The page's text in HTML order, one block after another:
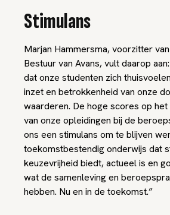
Stimulans
Marjan Hammersma, voorzitter
Bestuur van Avans, vult daarop
dat onze studenten zich
inzet en betrokkenheid van onze
waarderen. De hoge scores op het
van onze opleidingen bij de
ons een stimulans om te blijven
toekomstbestendig onderwijs dat
keuzevrijheid biedt, actueel is en
wat de samenleving en
hebben. Nu en in de toekomst.”